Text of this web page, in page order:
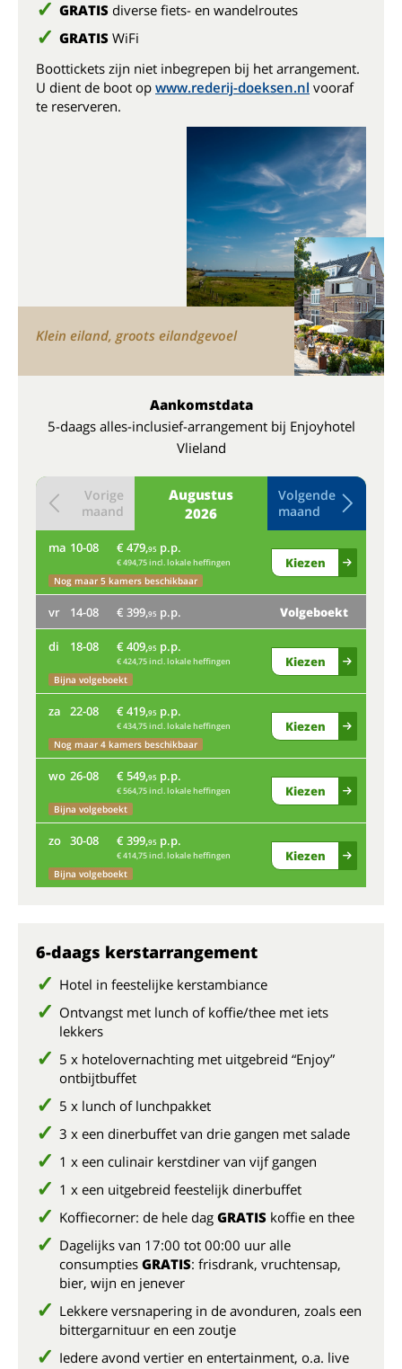
GRATIS diverse fiets- en wandelroutes
GRATIS WiFi
Boottickets zijn niet inbegrepen bij het arrangement.
U dient de boot op www.rederij-doeksen.nl vooraf
te reserveren.
Klein eiland, groots eilandgevoel
Aankomstdata
5-daags alles-inclusief-arrangement bij Enjoyhotel
Vlieland
Augustus
2026
Vorige
maand
Volgende
maand
ma 10-08 € 479,95 p.p.
€ 494,75 incl. lokale heffingen
Nog maar 5 kamers beschikbaar
Kiezen
vr 14-08 € 399,95 p.p. Volgeboekt
di 18-08 € 409,95 p.p.
€ 424,75 incl. lokale heffingen
Bijna volgeboekt
Kiezen
za 22-08 € 419,95 p.p.
€ 434,75 incl. lokale heffingen
Nog maar 4 kamers beschikbaar
Kiezen
wo 26-08 € 549,95 p.p.
€ 564,75 incl. lokale heffingen
Bijna volgeboekt
Kiezen
zo 30-08 € 399,95 p.p.
€ 414,75 incl. lokale heffingen
Bijna volgeboekt
Kiezen
6-daags kerstarrangement
Hotel in feestelijke kerstambiance
Ontvangst met lunch of koffie/thee met iets
lekkers
5 x hotelovernachting met uitgebreid “Enjoy”
ontbijtbuffet
5 x lunch of lunchpakket
3 x een dinerbuffet van drie gangen met salade
1 x een culinair kerstdiner van vijf gangen
1 x een uitgebreid feestelijk dinerbuffet
Koffiecorner: de hele dag GRATIS koffie en thee
Dagelijks van 17:00 tot 00:00 uur alle
consumpties GRATIS: frisdrank, vruchtensap,
bier, wijn en jenever
Lekkere versnapering in de avonduren, zoals een
bittergarnituur en een zoutje
Iedere avond vertier en entertainment, o.a. live